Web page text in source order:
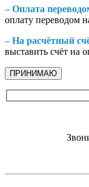
– Оплата
оплату
– На расчётный
выставить счёт на
ПРИНИМАЮ